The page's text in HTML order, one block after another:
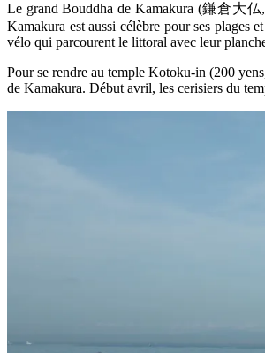
Le grand Bouddha de Kamakura (鎌倉大仏,
Kamakura est aussi célèbre pour ses plages
vélo qui parcourent le littoral avec leur
Pour se rendre au temple Kotoku-in (200
de Kamakura. Début avril, les cerisiers du